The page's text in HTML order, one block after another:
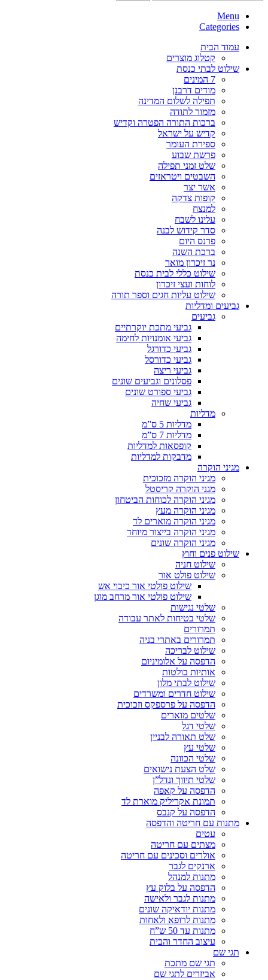
Menu
Categories
עמוד הבית
קטלוג מוצרים
שילוט לבתי כנסת
7 המינים
מודים דרבנן
תפילה לשלום המדינה
מזמור לתודה
ברכות התורה הפטרה וקדיש
קדיש על ישראל
ספירת העומר
פרשת שבוע
שלט זמני תפילה
השבטים ויטראזים
אשר יצר
קופות צדקה
למנצח
עלינו לשבח
סדר קידוש לבנה
פרנס היום
ברכת השנה
נר זיכרון מואר
שילוט כללי לבית כנסת
לוחות ועצי זיכרון
שילוט עליות חגים וספר תורה
גביעים ומדליות
גביעים
גביעי מתכת יוקרתיים
גביעי אומנויות לחימה
גביעי כדורגל
גביעי כדורסל
גביעי ריצה
פסלונים וגביעים שונים
גביעי ספורט שונים
גביעי שחיה
מדליות
מדליות 5 ס”מ
מדליות 7 ס”מ
קופסאות למדליות
מדבקות למדליות
מגיני הוקרה
מגיני הוקרה מזכוכית
מגני הוקרה קריסטל
מגיני הוקרה לכוחות הביטחון
מגיני הוקרה מעץ
מגיני הוקרה מוארים לד
מגיני הוקרה בייצור מיוחד
מגיני הוקרה שונים
שילוט פנים וחוץ
שילוט חניה
שילוט פולט אור
שילוט פולטי אור כיבוי אש
שילוט פולטי אור מרחב מוגן
שלטי נגישות
שלטי בטיחות לאתר עבודה
תמרורים
תמרורים באתרי בניה
שילוט לבריכה
הדפסה על אלומיניום
אותיות בולטות
שילוט לבתי מלון
שילוט חדרים ומשרדים
הדפסה על פרספקס וזכוכית
שלטים מוארים
שלטי דגל
שלט תאורה לבניין
שלטי עץ
שלטי הכוונה
שלט הצעת נישואים
שלטי תיווך ונדל”ן
הדפסה על קאפה
תמונת אקריליק מוארת לד
הדפסה על קנבס
מתנות עם חריטה והדפסה
עטים
מצתים עם חריטה
אולרים וסכינים עם חריטה
ארנקים לגבר
מתנות למנהל
הדפסה על בלוק עץ
מתנות לגבר ולאישה
מתנות יודאיקה שונים
מתנות לרופא ולאחות
מתנות עד 50 ש”ח
עיצוב החדר והבית
תגי שם
תגי שם מתכת
אביזרים לתגי שם